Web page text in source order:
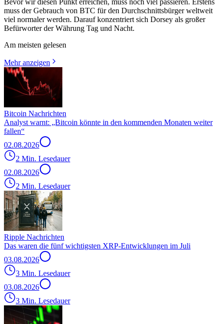
muss der Gebrauch von BTC für den Durchschnittsbürger weltweit
viel normaler werden. Darauf konzentriert sich Dorsey als großer
Befürworter der Währung Tag und Nacht.
Am meisten gelesen
Mehr anzeigen
Bitcoin Nachrichten
Analyst warnt: „Bitcoin könnte in den kommenden Monaten weiter
fallen“
02.08.2026
2 Min. Lesedauer
02.08.2026
2 Min. Lesedauer
Ripple Nachrichten
Das waren die fünf wichtigsten XRP-Entwicklungen im Juli
03.08.2026
3 Min. Lesedauer
03.08.2026
3 Min. Lesedauer